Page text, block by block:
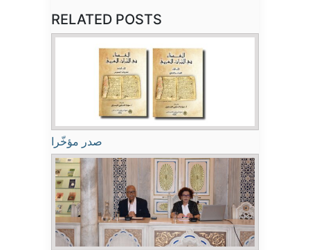
RELATED POSTS
صدر مؤخّرا